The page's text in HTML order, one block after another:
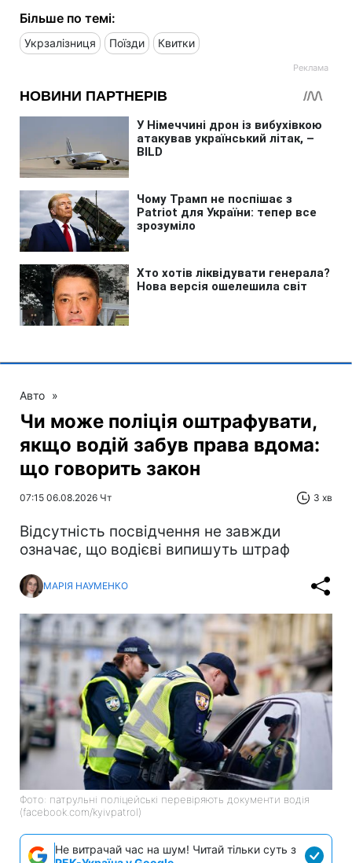
Більше по темі:
Укрзалізниця Поїзди Квитки
Авто »
Чи може поліція оштрафувати,
якщо водій забув права вдома:
що говорить закон
07:15 06.08.2026 Чт 3 хв
Відсутність посвідчення не завжди
означає, що водієві випишуть штраф
МАРІЯ НАУМЕНКО
Фото: патрульні поліцейські перевіряють документи водія
(facebook.com/kyivpatrol)
Не витрачай час на шум! Читай тільки суть з